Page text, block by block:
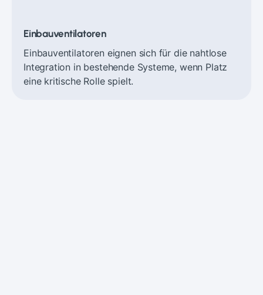
Einbauventilatoren
Einbauventilatoren eignen sich für die nahtlose
Integration in bestehende Systeme, wenn Platz
eine kritische Rolle spielt.